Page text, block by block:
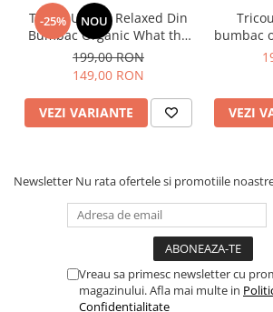
Tabelul de mărimi este furnizat de
SUGESTIE! Măsurați unul dintre
acasă și comparați dimensiunile cu
A - lățimea pieptului măsurată la 2,5 cm
tricoului, C - lungimea mânecii
Sizes
XXS XS S M L
20.5 21.5 23 24.5 25
-25% NOU
Tricou Unisex Relaxed Din
Bumbac Organic What the
fuck is matcha
199,00 RON
149,00 RON
VEZI VARIANTE
bumbac
make
VEZI
Newsletter Nu rata ofertele si promotiile
Vreau sa primesc newsletter cu
magazinului. Afla mai multe in
Confidentialitate